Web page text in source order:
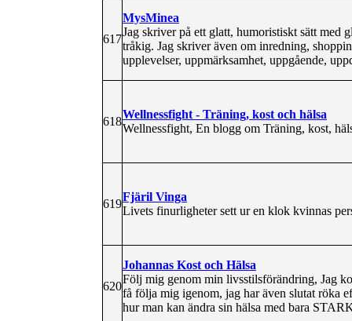
617
MysMinea
Jag skriver på ett glatt, humoristiskt sätt med
tråkig. Jag skriver även om inredning,
upplevelser, uppmärksamhet, uppgående,
618
Wellnessfight - Träning, kost och hälsa
Wellnessfight, En blogg om Träning, kost,
619
Fjäril Vinga
Livets finurligheter sett ur en klok kvinnas
620
Johannas Kost och Hälsa
Följ mig genom min livsstilsförändring, Jag
få följa mig igenom, jag har även slutat röka
hur man kan ändra sin hälsa med bara